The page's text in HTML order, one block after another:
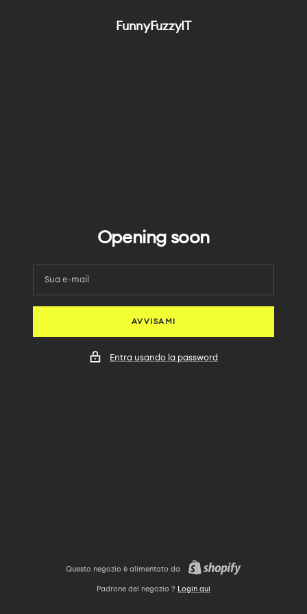
FunnyFuzzyIT
Opening soon
Sua e-mail
AVVISAMI
Entra usando la password
Questo negozio è alimentato da
Padrone del negozio ? Login qui